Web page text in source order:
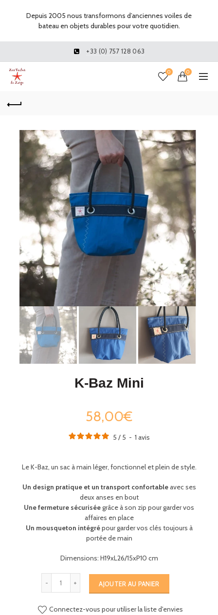
+33 (0) 757 128 063
0 0
K-Baz Mini
58,00€
5 / 5 - 1 avis
Le K-Baz, un sac à main léger, fonctionnel et plein de style.
Un design pratique et un transport confortableavec ses
deux anses en bout
Une fermeture sécuriséegrâce à son zip pour garder vos
affaires en place
Un mousqueton intégrépour garder vos clés toujours à
portée de main
Dimensions: H19xL26/15xP10 cm
AJOUTER AU PANIER
Connectez-vous pour utiliser la liste d'envies
Depuis 2005 nous transformons d’anciennes voiles de
bateau en objets durables pour votre quotidien.